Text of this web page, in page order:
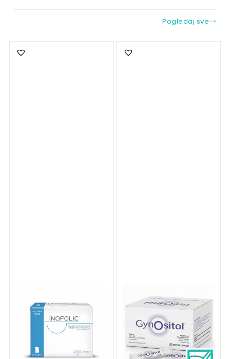
Pogledaj sve